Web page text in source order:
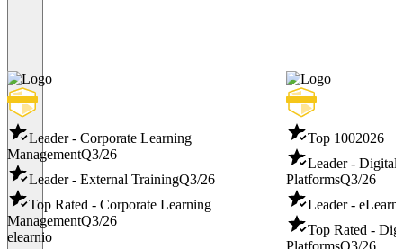
Leader - Corporate Learning
ManagementQ3/26
Leader - External TrainingQ3/26
Top Rated - Corporate Learning
ManagementQ3/26
elearnio
Top 1002026
Leader - Digital
PlatformsQ3/26
Leader -
Top Rated -
PlatformsQ3/26